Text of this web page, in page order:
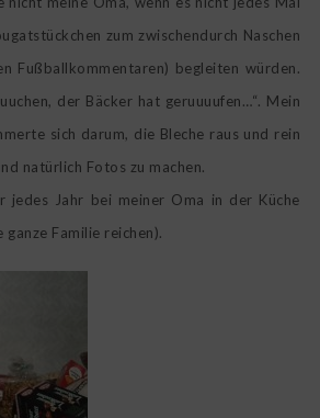
zum zwischendurch Naschen
Fußballkommentaren) begleiten würden.
der Bäcker hat geruuuufen…“. Mein
sich darum, die Bleche raus und rein
natürlich Fotos zu machen.
jedes Jahr bei meiner Oma in der Küche
Familie reichen).